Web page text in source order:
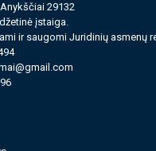
29132
įstaiga.
ir saugomi Juri­dinių asmenų